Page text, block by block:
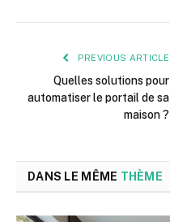
PREVIOUS ARTICLE
Quelles solutions pour
automatiser le portail de sa
maison ?
DANS LE MÊME THÈME